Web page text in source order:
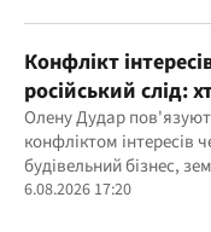
Конфлікт
російський слід:
Олену Дудар
конфліктом інтересів
будівельний бізнес,
судові справи
6.08.2026 17:20